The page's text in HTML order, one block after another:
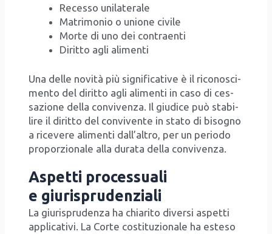
Reces­so uni­la­te­ra­le
Matri­mo­nio o unio­ne civi­le
Mor­te di uno dei con­traen­ti
Dirit­to agli ali­men­ti
Una del­le novi­tà più signi­fi­ca­ti­ve è il rico­no­sci­
men­to del dirit­to agli ali­men­ti in caso di ces­
sa­zio­ne del­la con­vi­ven­za. Il giu­di­ce può sta­bi­
li­re il dirit­to del con­vi­ven­te in sta­to di biso­gno
a rice­ve­re ali­men­ti dal­l’al­tro, per un perio­do
pro­por­zio­na­le alla dura­ta del­la con­vi­ven­za.
Aspetti processuali
e giurisprudenziali
La giu­ri­spru­den­za ha chia­ri­to diver­si aspet­ti
appli­ca­ti­vi. La Cor­te costi­tu­zio­na­le ha este­so